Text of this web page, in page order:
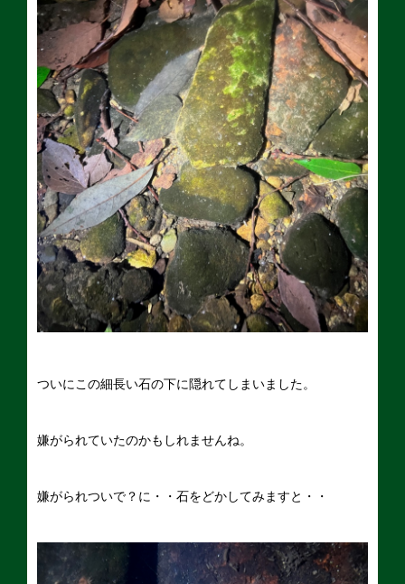
ついにこの細長い石の下に隠れてしまいました。
嫌がられていたのかもしれませんね。
嫌がられついで？に・・石をどかしてみますと・・